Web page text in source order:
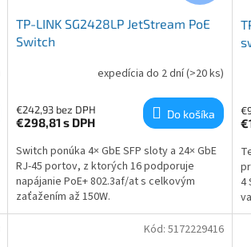
TP-LINK SG2428LP JetStream PoE
Switch
expedícia do 2 dní(>20 ks)
€242,93 bez DPH
€298,81 s DPH
Do košíka
Switch ponúka 4× GbE SFP sloty a 24× GbE
RJ-45 portov, z ktorých 16 podporuje
napájanie PoE+ 802.3af/at s celkovým
zaťažením až 150W.
4
Kód: 5172229416